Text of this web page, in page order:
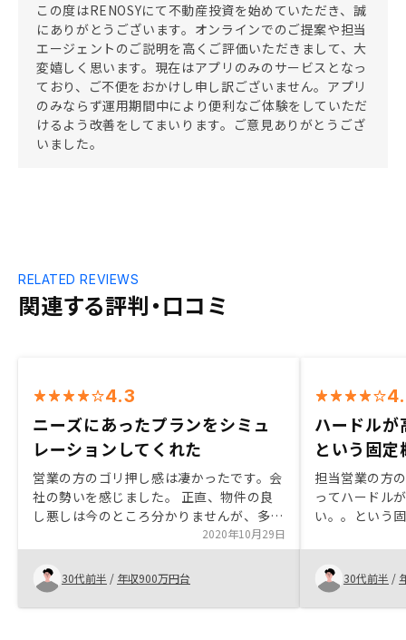
この度はRENOSYにて不動産投資を始めていただき、誠
にありがとうございます。オンラインでのご提案や担当
エージェントのご説明を高くご評価いただきまして、大
変嬉しく思います。現在はアプリのみのサービスとなっ
ており、ご不便をおかけし申し訳ございません。アプリ
のみならず運用期間中により便利なご体験をしていただ
けるよう改善をしてまいります。ご意見ありがとうござ
いました。
関連する評判・口コミ
RELATED REVIEWS
4.3
ニーズにあったプランをシミュ
レーションしてくれた
営業の方のゴリ押し感は凄かったです。会
社の勢いを感じました。 正直、物件の良
し悪しは今のところ分かりませんが、多く
の候補から私のニーズに合ったプラン、物
件をすぐに出してくれ、シミュレーション
を作成してくれるのが良かったです。 仲
介ではなく売買であること、アフターフォ
ロー付きなので購入金額は少し高く利回り
2020年10月29日
30代前半 / 年収900万円台
ハードルが
という固
担当営業の方
ってハードル
い。。という
30代前半 /